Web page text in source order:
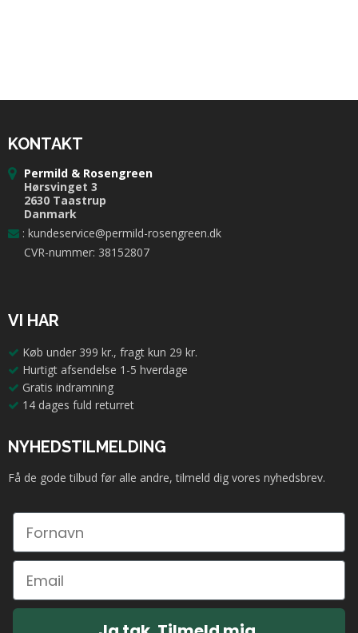
KONTAKT
Permild & Rosengreen
Hørsvinget 3
2630 Taastrup
Danmark
: kundeservice@permild-rosengreen.dk
CVR-nummer: 38152807
VI HAR
Køb under 399 kr., fragt kun 29 kr.
Hurtigt afsendelse 1-5 hverdage
Gratis indramning
14 dages fuld returret
NYHEDSTILMELDING
Få de gode tilbud før alle andre, tilmeld dig vores nyhedsbrev.